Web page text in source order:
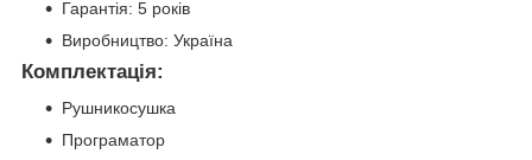
Гарантія: 5 років
Виробництво: Україна
Комплектація:
Рушникосушка
Програматор